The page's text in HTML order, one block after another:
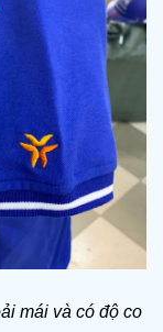
mái và có độ co